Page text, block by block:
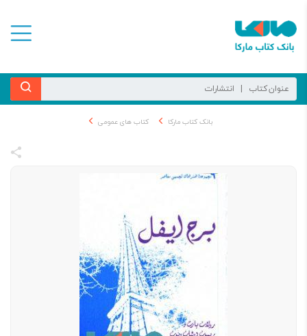
بانک کتاب مارکا کتاب های عمومی